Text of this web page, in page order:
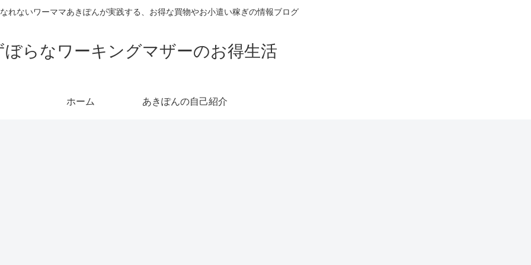
れないワーママあきぽんが実践する、お得な買物やお小遣い稼ぎの情報ブログ
ぼらなワーキングマザーのお得生活
ホーム あきぽんの自己紹介